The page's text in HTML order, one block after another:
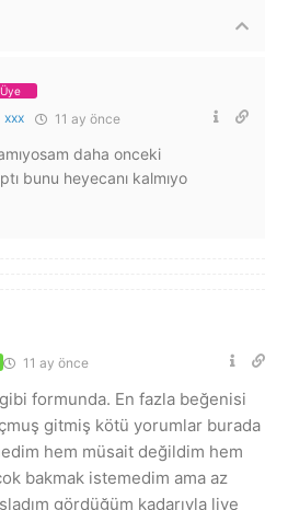
Üye
xxx 11 ay önce
daha onceki
bunu heyecanı kalmıyo
11 ay önce
formunda. En fazla beğenisi
gitmiş kötü yorumlar burada
hem müsait değildim hem
bakmak istemedim ama az
gördüğüm kadarıyla live